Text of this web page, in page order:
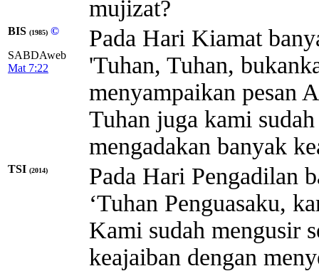
mujizat?
BIS (1985) ©
SABDAweb
Mat 7:22
Pada Hari Kiamat
'Tuhan, Tuhan,
menyampaikan pesan
Tuhan juga kami
mengadakan banyak
TSI (2014)
Pada Hari Pengadilan
‘Tuhan Penguasaku,
Kami sudah mengusir
keajaiban dengan